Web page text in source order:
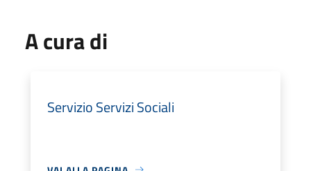
A cura di
Servizio Servizi Sociali